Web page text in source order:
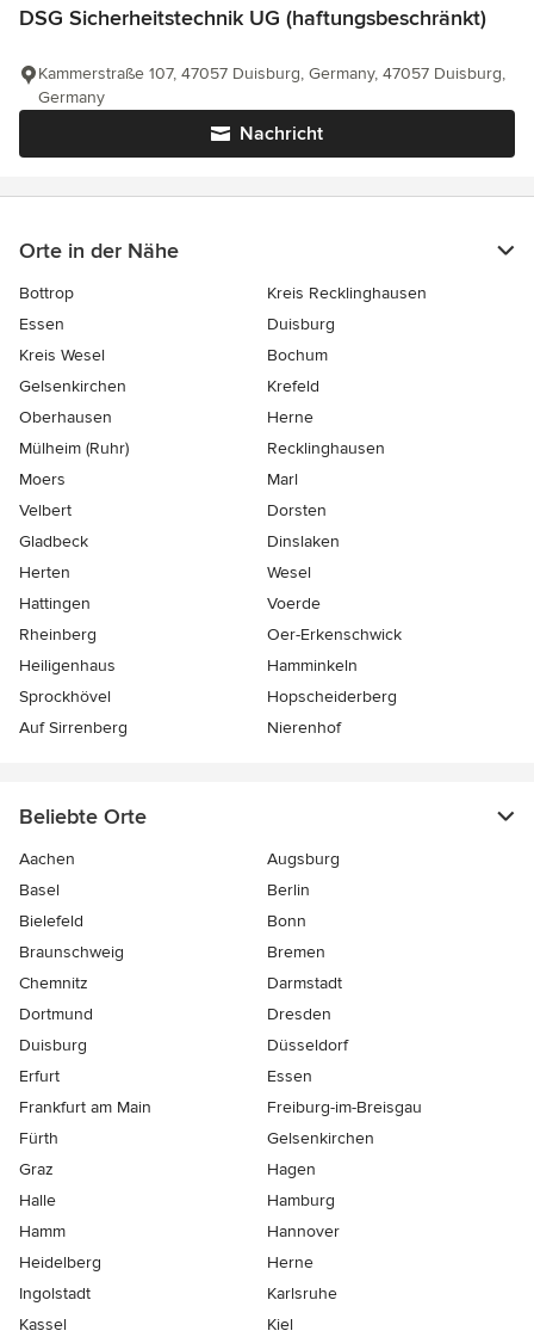
DSG Sicherheitstechnik UG (haftungsbeschränkt)
Nachricht
Kammerstraße 107, 47057 Duisburg, Germany, 47057 Duisburg,
Germany
Orte in der Nähe
Bottrop
Kreis Recklinghausen
Essen
Duisburg
Kreis Wesel
Bochum
Gelsenkirchen
Krefeld
Oberhausen
Herne
Mülheim (Ruhr)
Recklinghausen
Moers
Marl
Velbert
Dorsten
Gladbeck
Dinslaken
Herten
Wesel
Hattingen
Voerde
Rheinberg
Oer-Erkenschwick
Heiligenhaus
Hamminkeln
Sprockhövel
Hopscheiderberg
Auf Sirrenberg
Nierenhof
Beliebte Orte
Aachen
Augsburg
Basel
Berlin
Bielefeld
Bonn
Braunschweig
Bremen
Chemnitz
Darmstadt
Dortmund
Dresden
Duisburg
Düsseldorf
Erfurt
Essen
Frankfurt am Main
Freiburg-im-Breisgau
Fürth
Gelsenkirchen
Graz
Hagen
Halle
Hamburg
Hamm
Hannover
Heidelberg
Herne
Ingolstadt
Karlsruhe
Kassel
Kiel